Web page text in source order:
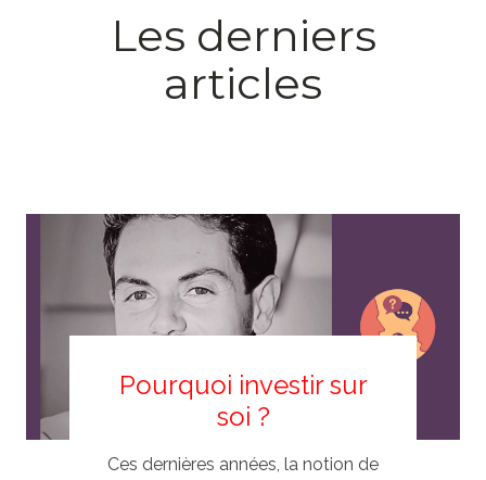
Les derniers
articles
Pourquoi investir sur
soi ?
Ces dernières années, la notion de